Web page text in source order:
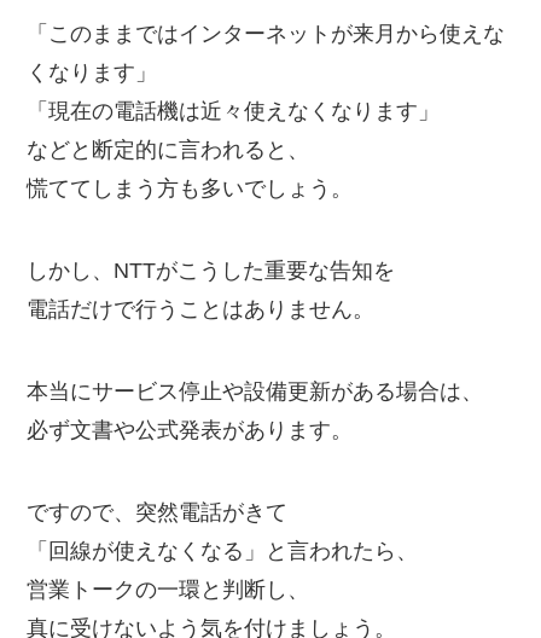
「このままではインターネットが来月から使えな
くなります」
「現在の電話機は近々使えなくなります」
などと断定的に言われると、
慌ててしまう方も多いでしょう。
しかし、NTTがこうした重要な告知を
電話だけで行うことはありません。
本当にサービス停止や設備更新がある場合は、
必ず文書や公式発表があります。
ですので、突然電話がきて
「回線が使えなくなる」と言われたら、
営業トークの一環と判断し、
真に受けないよう気を付けましょう。